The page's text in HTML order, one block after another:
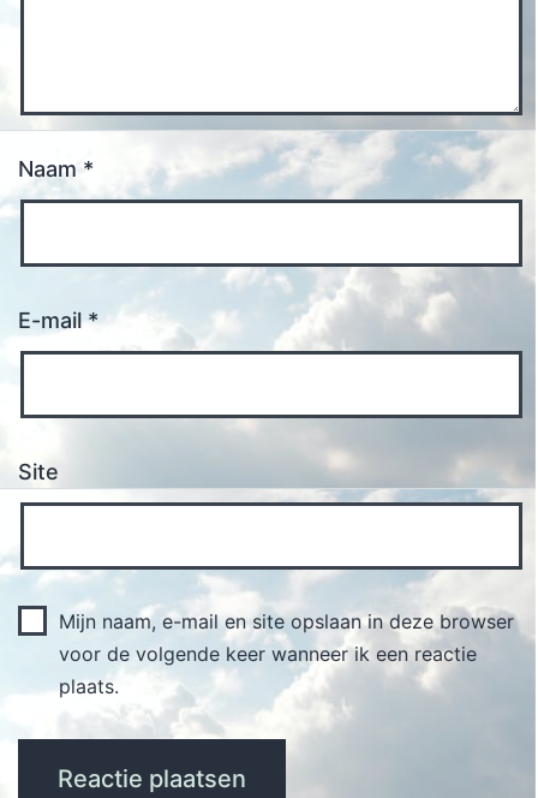
Naam *
E-mail*
Site
Mijn naam, e-mail en site opslaan in deze browser
voor de volgende keer wanneer ik een reactie
plaats.